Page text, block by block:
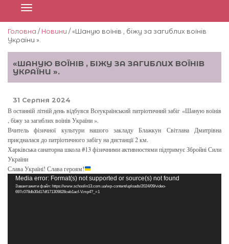
Головна / Новини / «Шаную воїнів , біжу за загиблих воїнів
України ».
«ШАНУЮ ВОЇНІВ , БІЖУ ЗА ЗАГИБЛИХ ВОЇНІВ
УКРАЇНИ ».
31 Серпня 2024
В останній літній день відбувся Всеукраїнський патріотичний забіг «Шаную воїнів
, біжу за загиблих воїнів України ».
Вчитель фізичної культури нашого закладу Блажкун Світлана Дмитрівна
приєдналася до патріотичного забігу на дистанції 2 км.
Харківська санаторна школа #13 фізичними активностями підтримує Збройні Сили
України
Слава Україні! Слава героям!
Відеопрогравач
Media error: Format(s) not supported or source(s) not found
Завантажити файл: https://www.schoolin13.com.ua/wp-content/uploads/2024/09/video-
697c078db30d17df171309828ceb1acf-V.mp4?_=1